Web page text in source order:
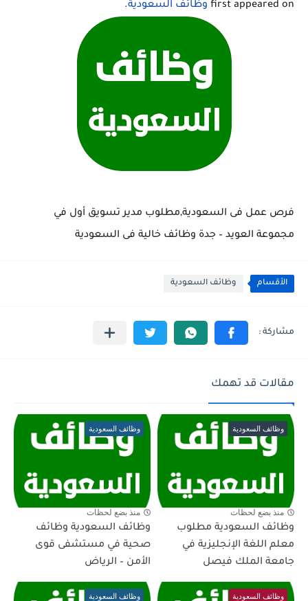
first appeared on وظائف السعودية.
فرص عمل فى السعودية,مطلوب مدير تسويق أول في
مجموعة العويد – جدة وظائف خالية فى السعودية
الأقسام وظائف السعودية
مقالات قد تهمك
وظائف السعودية
منذ بضع لحظات
وظائف السعودية مطلوب
معلم اللغة الإنجليزية في
جامعة الملك فيصل
وظائف السعودية
منذ بضع لحظات
وظائف السعودية وظائف
صحية في مستشفى قوى
الأمن – الرياض
وظائف السعودية وظائف السعودية